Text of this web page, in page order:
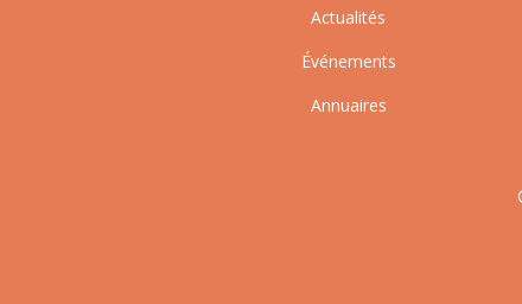
Actualités
Événements
Annuaires